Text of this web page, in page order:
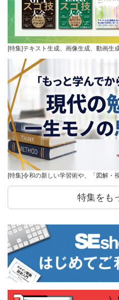
[特集]テキスト生成、画像生成、動画
[特集]令和の新しい学習術や、「図解
特集をも